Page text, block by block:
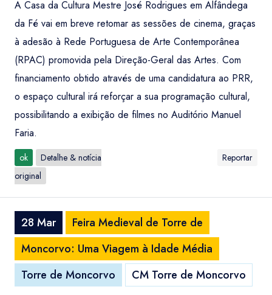
A Casa da Cultura Mestre José Rodrigues em Alfândega
da Fé vai em breve retomar as sessões de cinema, graças
à adesão à Rede Portuguesa de Arte Contemporânea
(RPAC) promovida pela Direção-Geral das Artes. Com
financiamento obtido através de uma candidatura ao PRR,
o espaço cultural irá reforçar a sua programação cultural,
possibilitando a exibição de filmes no Auditório Manuel
Faria.
ok
Detalhe & notícia
original
Reportar
28 Mar
Feira Medieval de Torre de
Moncorvo: Uma Viagem à Idade Média
Torre de Moncorvo
CM Torre de Moncorvo